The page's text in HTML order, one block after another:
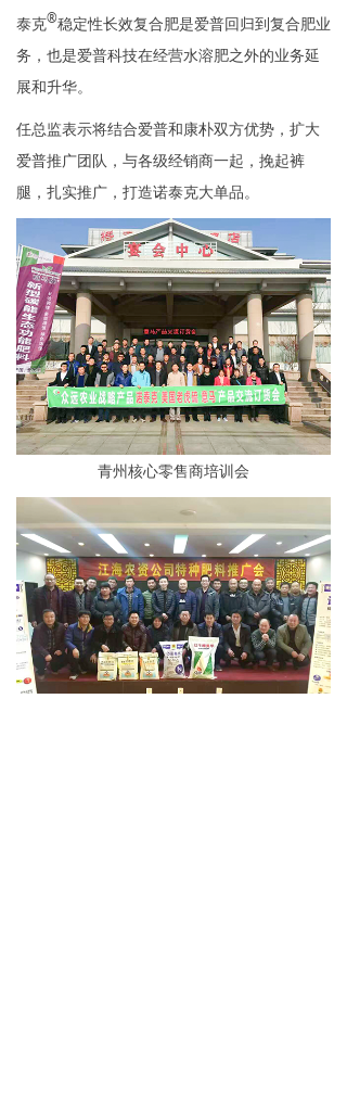
泰克®稳定性长效复合肥是爱普回归到复合肥业
务，也是爱普科技在经营水溶肥之外的业务延
展和升华。
任总监表示将结合爱普和康朴双方优势，扩大
爱普推广团队，与各级经销商一起，挽起裤
腿，扎实推广，打造诺泰克大单品。
青州核心零售商培训会